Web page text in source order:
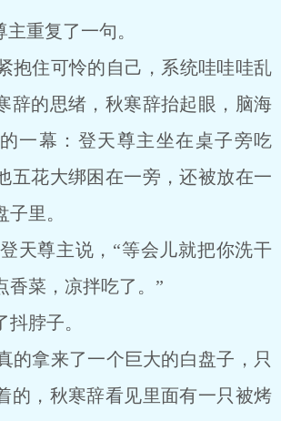
重复了一句。
住可怜的自己，系统哇哇哇乱
辞的思绪，秋寒辞抬起眼，脑海
一幕：登天尊主坐在桌子旁吃
五花大绑困在一旁，还被放在一
里。
尊主说，“等会儿就把你洗干
香菜，凉拌吃了。”
脖子。
拿来了一个巨大的白盘子，只
的，秋寒辞看见里面有一只被烤